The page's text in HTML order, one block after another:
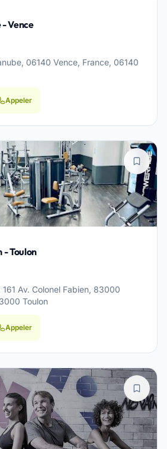
Vence
06140 Vence, France, 06140
Appeler
- Toulon
Av. Colonel Fabien, 83000
Toulon
Appeler